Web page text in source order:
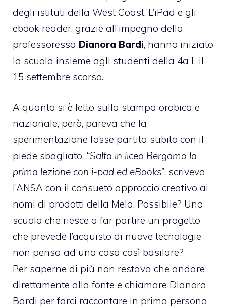
degli istituti della West Coast. L’iPad e gli
ebook reader, grazie all’impegno della
professoressa Dianora Bardi, hanno iniziato
la scuola insieme agli studenti della 4a L il
15 settembre scorso.
A quanto si è letto sulla stampa orobica e
nazionale, però, pareva che la
sperimentazione fosse partita subito con il
piede sbagliato. “Salta in liceo Bergamo la
prima lezione con i-pad ed eBooks”, scriveva
l’ANSA con il consueto approccio creativo ai
nomi di prodotti della Mela. Possibile? Una
scuola che riesce a far partire un progetto
che prevede l’acquisto di nuove tecnologie
non pensa ad una cosa così basilare?
Per saperne di più non restava che andare
direttamente alla fonte e chiamare Dianora
Bardi per farci raccontare in prima persona